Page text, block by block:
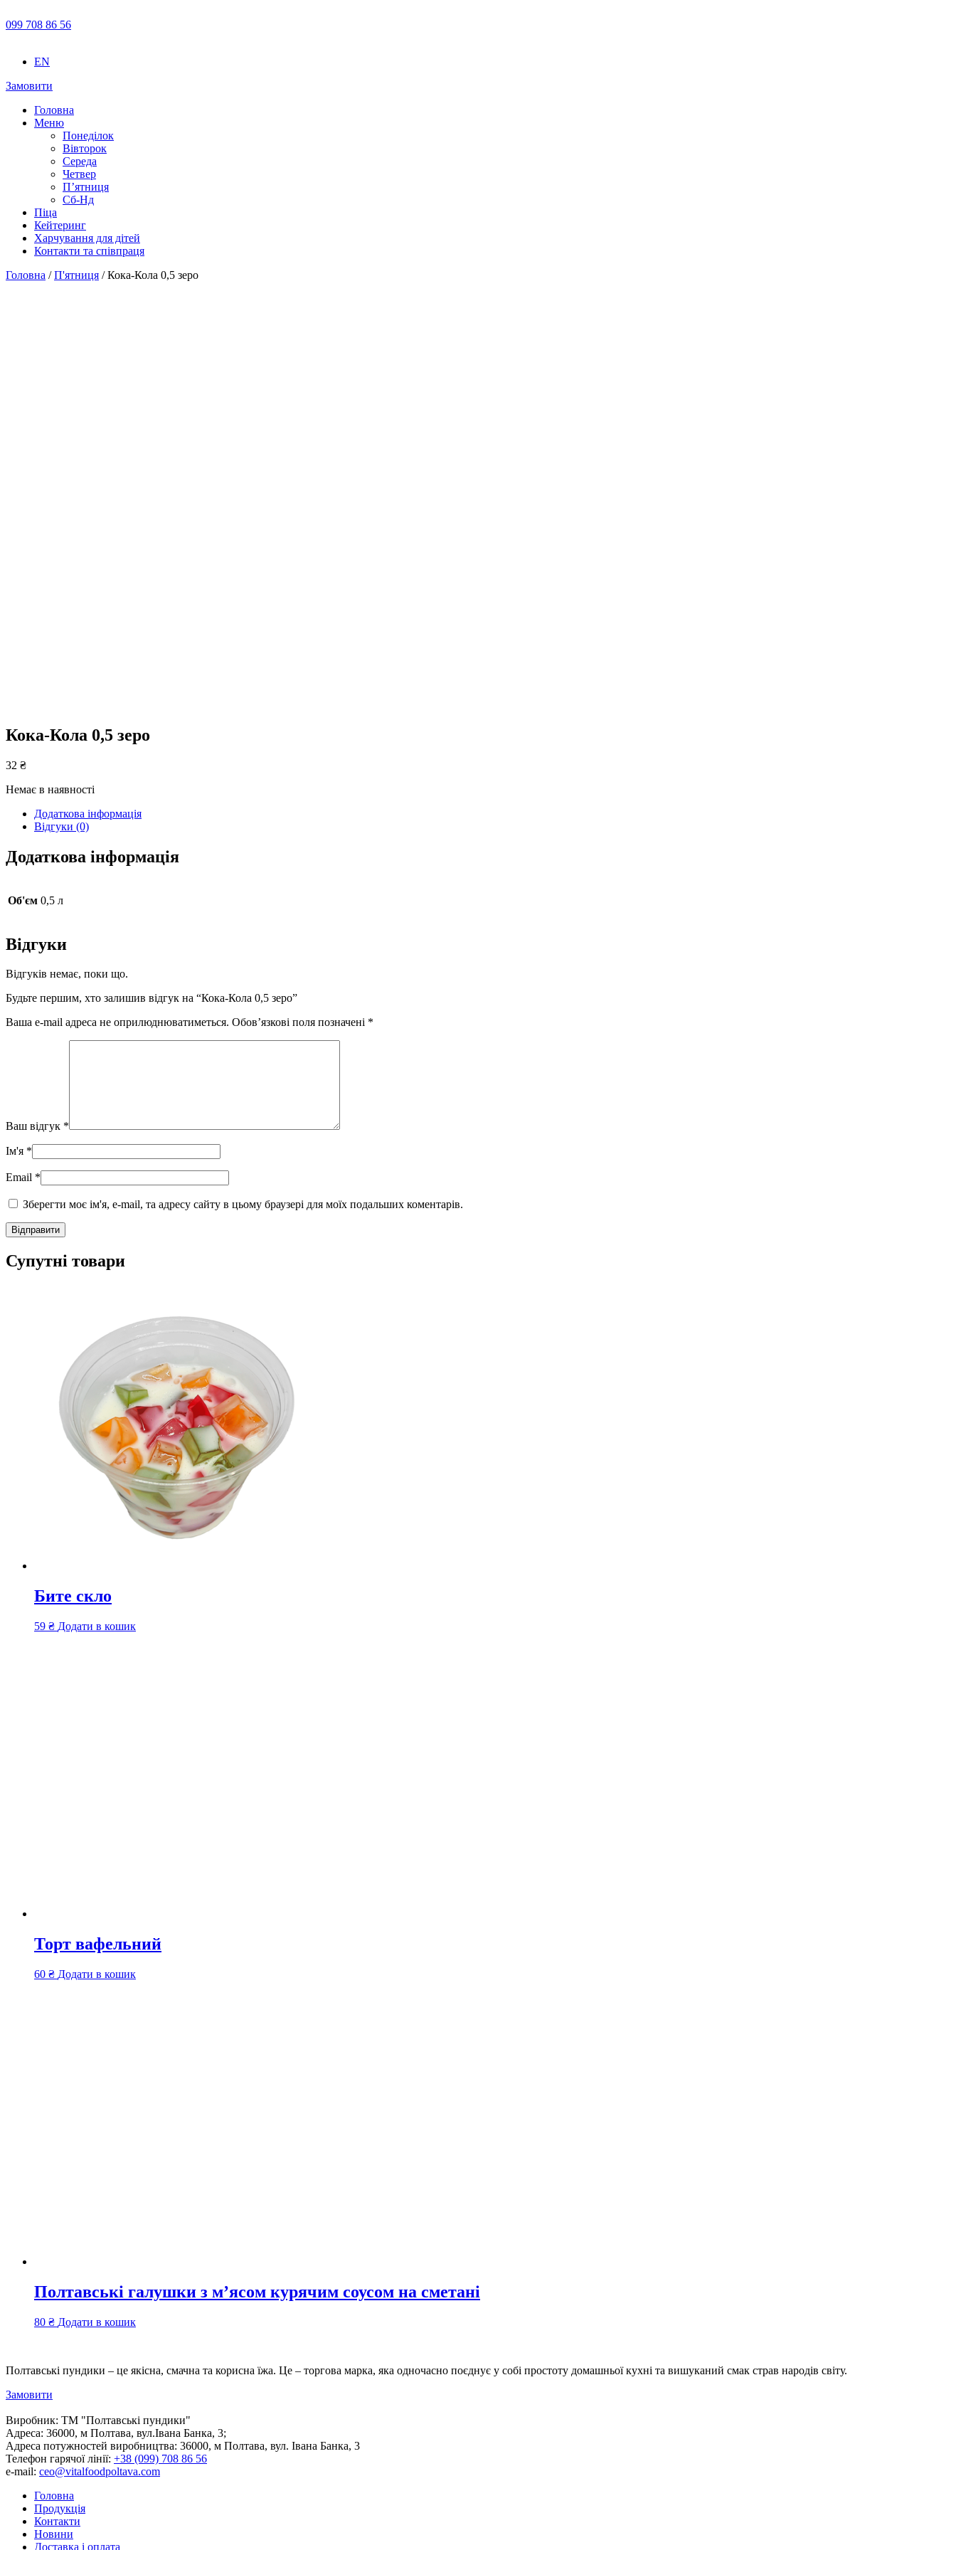
099 708 86 56
EN
Замовити
Головна
Меню
Понеділок
Вівторок
Середа
Четвер
П’ятниця
Сб-Нд
Піца
Кейтеринг
Харчування для дітей
Контакти та співпраця
Головна /П'ятниця / Кока-Кола 0,5 зеро
Кока-Кола 0,5 зеро
32 ₴
Немає в наявності
Додаткова інформація
Відгуки (0)
Додаткова інформація
Об'єм 0,5 л
Відгуки
Відгуків немає, поки що.
Будьте першим, хто залишив відгук на “Кока-Кола 0,5 зеро”
Ваша e-mail адреса не оприлюднюватиметься. Обов’язкові поля позначені *
Ваш відгук *
Ім'я *
Email *
Зберегти моє ім'я, e-mail, та адресу сайту в цьому браузері для моїх подальших коментарів.
Супутні товари
Бите скло
59 ₴ Додати в кошик
Торт вафельний
60 ₴ Додати в кошик
Полтавські галушки з м’ясом курячим соусом на сметані
80 ₴ Додати в кошик
Полтавські пундики – це якісна, смачна та корисна їжа. Це – торгова марка, яка одночасно поєднує у собі простоту домашньої кухні та вишуканий смак страв народів світу.
Замовити
Виробник: ТМ "Полтавські пундики"
Адреса: 36000, м Полтава, вул.Івана Банка, 3;
Адреса потужностей виробництва: 36000, м Полтава, вул. Івана Банка, 3
Телефон гарячої лінії: +38 (099) 708 86 56
e-mail: ceo@vitalfoodpoltava.com
Головна
Продукція
Контакти
Новини
Доставка і оплата